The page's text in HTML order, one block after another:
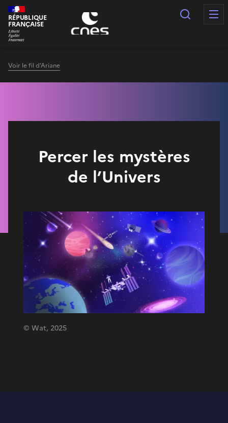
Panneau de gestion des cookies
RÉPUBLIQUE
FRANÇAISE
Voir le fil d'Ariane
Percer les mystères
de l’Univers
© Wat, 2025